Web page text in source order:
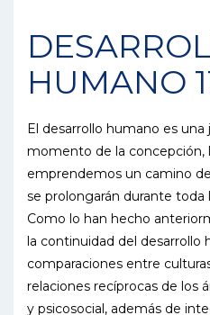
HUMANO
El desarrollo humano es una
momento de la concepción,
emprendemos un camino
se prolongarán durante toda
Como lo han hecho
la continuidad del desarrollo
comparaciones entre
relaciones recíprocas de los
y psicosocial, además de